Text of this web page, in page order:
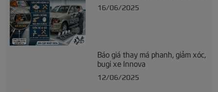
16/06/2025
Báo giá thay má phanh, giảm xóc,
bugi xe Innova
12/06/2025